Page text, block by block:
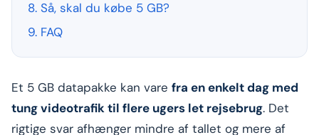
8. Så, skal du købe 5 GB?
9. FAQ
Et 5 GB datapakke kan vare fra en enkelt dag med
tung videotrafik til flere ugers let rejsebrug. Det
rigtige svar afhænger mindre af tallet og mere af